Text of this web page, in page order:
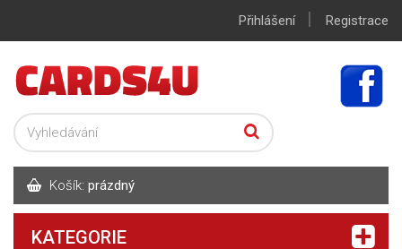
Přihlášení | Registrace
Košík: prázdný
KATEGORIE